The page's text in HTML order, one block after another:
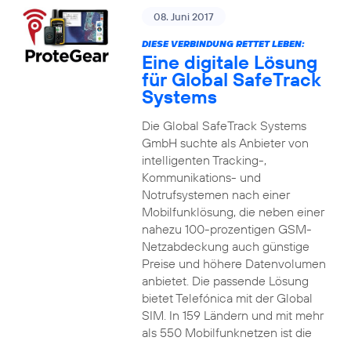
08. Juni 2017
DIESE VERBINDUNG RETTET LEBEN:
Eine digitale Lösung
für Global SafeTrack
Systems
Die Global SafeTrack Systems
GmbH suchte als Anbieter von
intelligenten Tracking-,
Kommunikations- und
Notrufsystemen nach einer
Mobilfunklösung, die neben einer
nahezu 100-prozentigen GSM-
Netzabdeckung auch günstige
Preise und höhere Datenvolumen
anbietet. Die passende Lösung
bietet Telefónica mit der Global
SIM. In 159 Ländern und mit mehr
als 550 Mobilfunknetzen ist die